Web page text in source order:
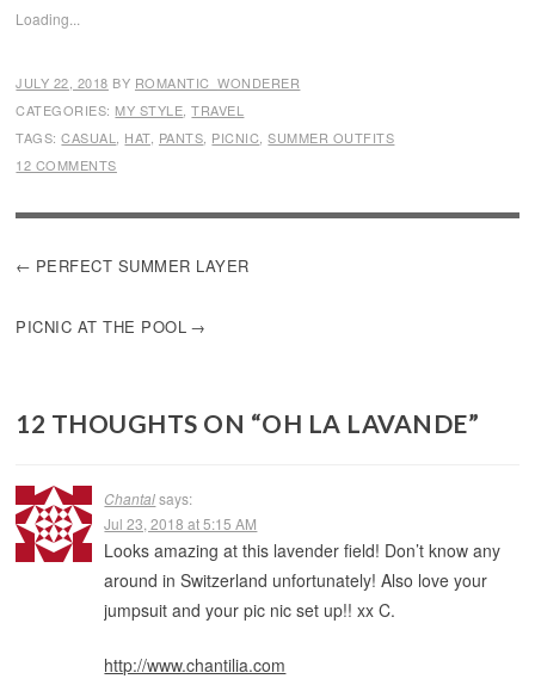
Loading...
JULY 22, 2018 BY ROMANTIC_WONDERER
CATEGORIES: MY STYLE ,TRAVEL
TAGS:CASUAL HAT, PANTS PICNIC ,SUMMER OUTFITS
12 COMMENTS
POST
PERFECT SUMMER LAYER
PICNIC AT THE POOL
12 THOUGHTS ON “OH LA LAVANDE”
Chantal says:
Jul 23, 2018 at 5:15 AM
Looks amazing at this lavender field! Don’t know any
around in Switzerland unfortunately! Also love your
jumpsuit and your pic nic set up!! xx C.
http://www.chantilia.com